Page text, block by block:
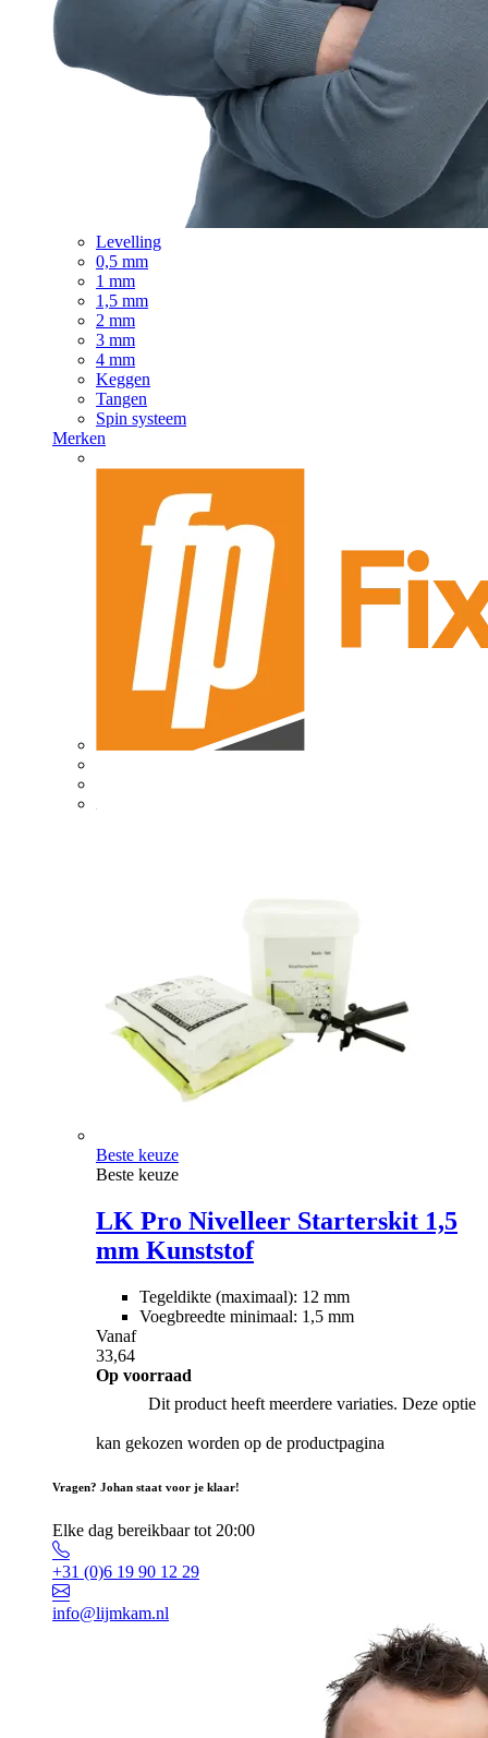
Levelling
0,5 mm
1 mm
1,5 mm
2 mm
3 mm
4 mm
Keggen
Tangen
Spin systeem
Merken
Beste keuze
Beste keuze
LK Pro Nivelleer Starterskit 1,5
mm Kunststof
Tegeldikte (maximaal): 12 mm
Voegbreedte minimaal: 1,5 mm
Vanaf
33,64
Op voorraad
Dit product heeft meerdere variaties. Deze optie
kan gekozen worden op de productpagina
Vragen? Johan staat voor je klaar!
Elke dag bereikbaar tot 20:00
+31 (0)6 19 90 12 29
info@lijmkam.nl